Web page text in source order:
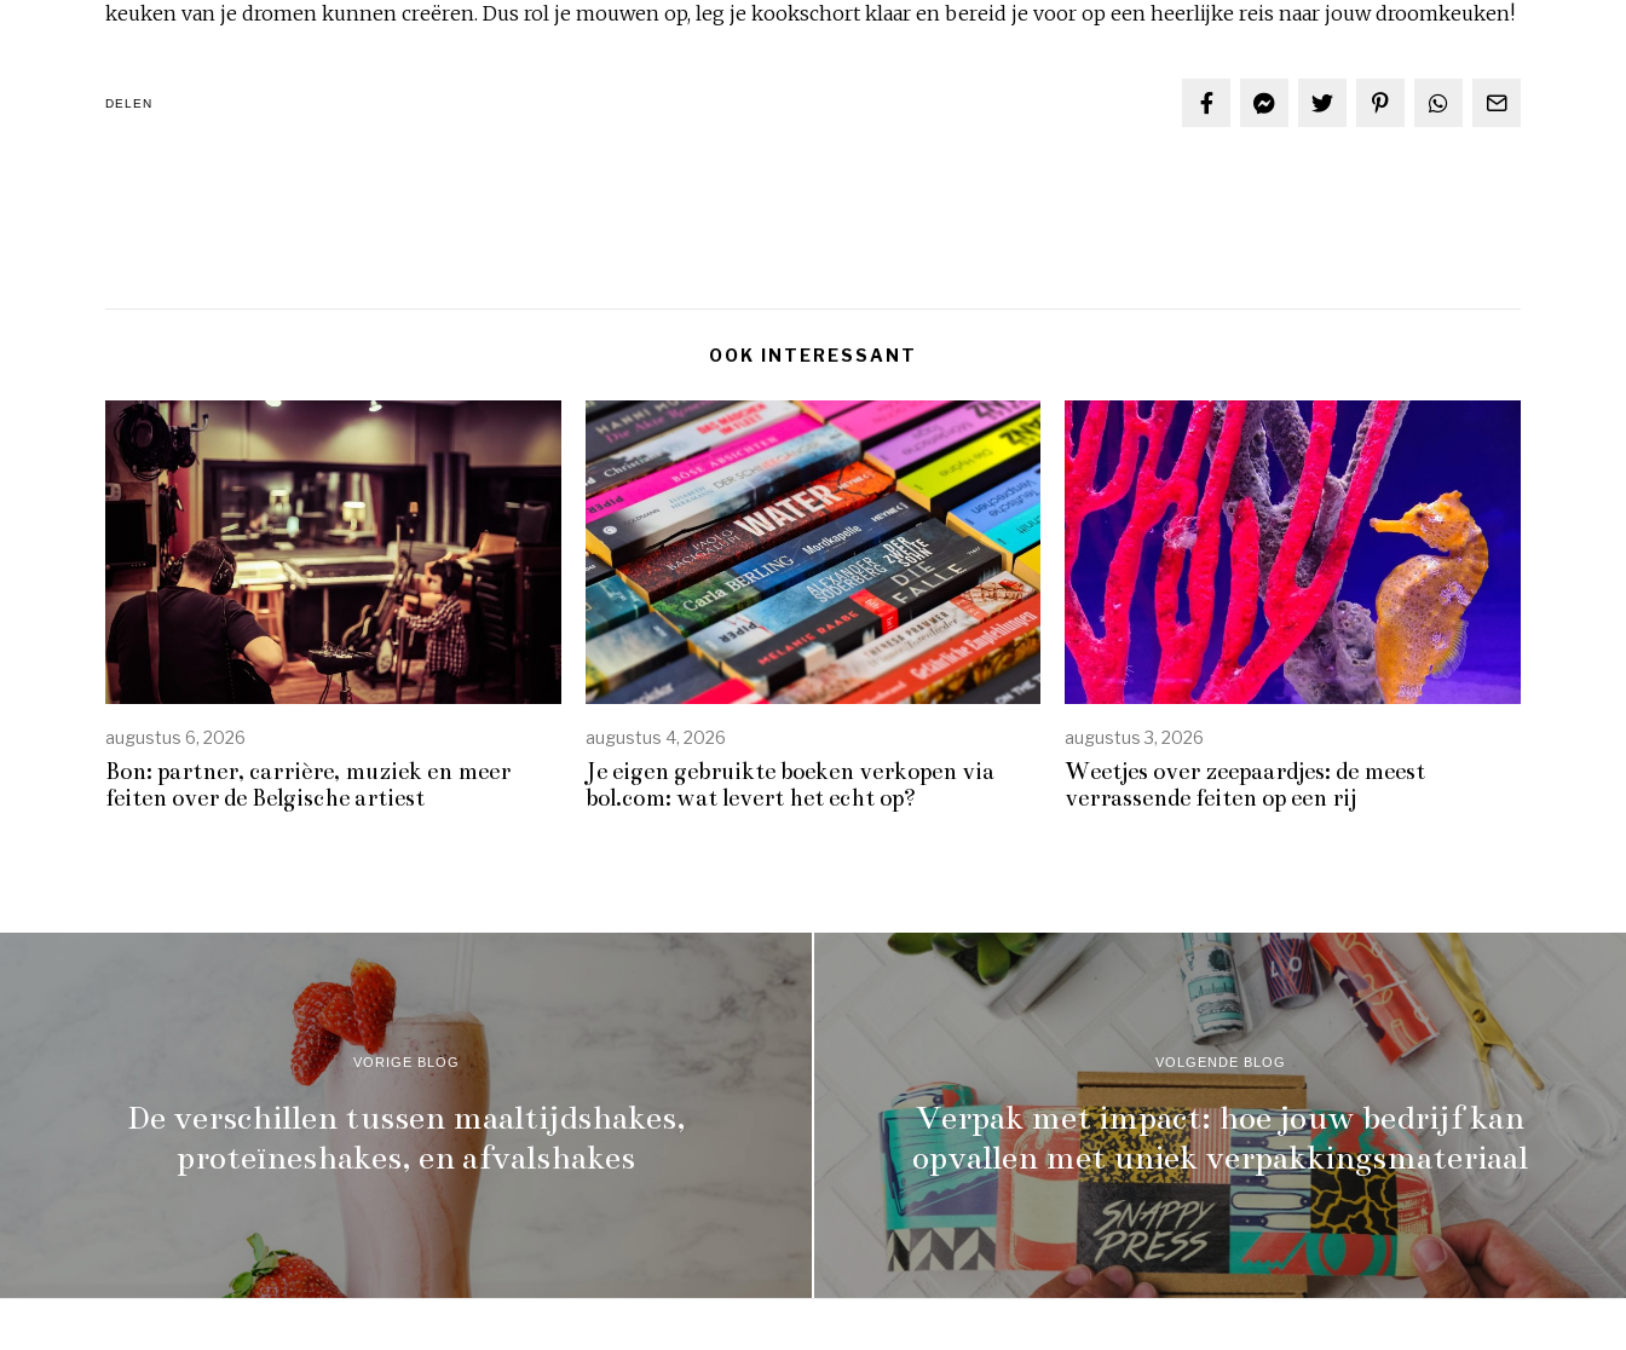
keuken van je dromen kunnen creëren. Dus rol je mouwen op, leg je kookschort klaar en bereid je voor op een heerlijke reis naar jouw droomkeuken!
DELEN
OOK INTERESSANT
augustus 6, 2026
Bon: partner, carrière, muziek en meer
feiten over de Belgische artiest
augustus 4, 2026
Je eigen gebruikte boeken verkopen via
bol.com: wat levert het echt op?
augustus 3, 2026
Weetjes over zeepaardjes: de meest
verrassende feiten op een rij
VORIGE BLOG
De verschillen tussen maaltijdshakes,
proteïneshakes, en afvalshakes
VOLGENDE BLOG
Verpak met impact: hoe jouw bedrijf kan
opvallen met uniek verpakkingsmateriaal